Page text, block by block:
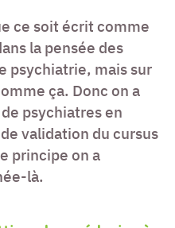
ce soit écrit comme
la pensée des
psychiatrie, mais sur
ça. Donc on a
psychiatres en
validation du cursus
principe on a
là.